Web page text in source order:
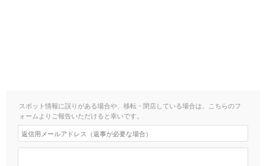
スポット情報に誤りがある場合や、移転・閉店している場合は、こちらのフ
ォームよりご報告いただけると幸いです。